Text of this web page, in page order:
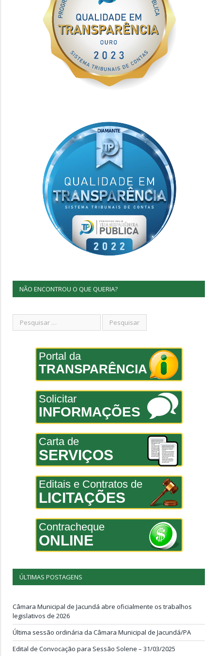
NÃO ENCONTROU O QUE QUERIA?
Portal da
TRANSPARÊNCIA
Solicitar
INFORMAÇÕES
Carta de
SERVIÇOS
Editais e Contratos de
LICITAÇÕES
Contracheque
ONLINE
ÚLTIMAS POSTAGENS
Câmara Municipal de Jacundá abre oficialmente os trabalhos
legislativos de 2026
Última sessão ordinária da Câmara Municipal de Jacundá/PA
Edital de Convocação para Sessão Solene – 31/03/2025